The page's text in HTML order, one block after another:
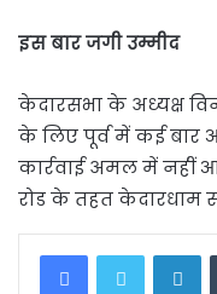
इस बार जगी उम्मीद
केदारसभा के अध्यक्ष
के लिए पूर्व में कई
कार्रवाई अमल में नहीं
रोड के तहत केदारधाम